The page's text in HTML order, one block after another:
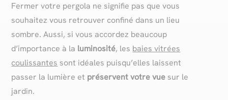
Fermer votre pergola ne signifie pas que vous
souhaitez vous retrouver confiné dans un lieu
sombre. Aussi, si vous accordez beaucoup
d’importance à la luminosité, les baies vitrées
coulissantes sont idéales puisqu’elles laissent
passer la lumière et préservent votre vuesur le
jardin.